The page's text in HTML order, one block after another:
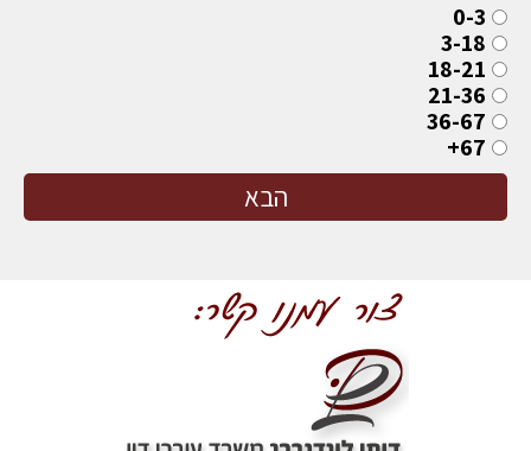
0-3
3-18
18-21
21-36
36-67
67+
הבא